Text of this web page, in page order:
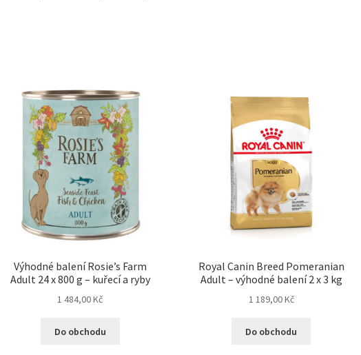
Výhodné balení Rosie’s Farm
Adult 24 x 800 g – kuřecí a ryby
1 484,00Kč
Do obchodu
Royal Canin Breed Pomeranian
Adult – výhodné balení 2 x 3 kg
1 189,00Kč
Do obchodu